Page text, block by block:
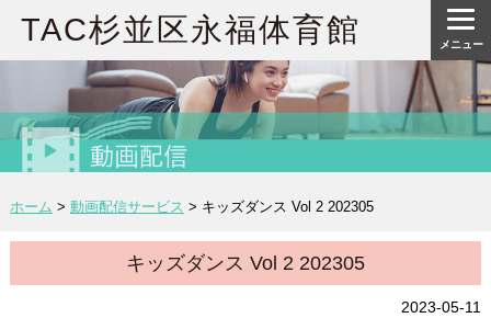
TAC杉並区永福体育館
ホーム > 動画配信サービス > キッズダンス Vol 2 202305
キッズダンス Vol 2 202305
2023-05-11
メニュー